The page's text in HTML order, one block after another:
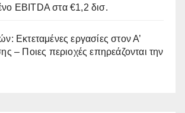
EBITDA στα €1,2 δισ.
Εκτεταμένες εργασίες στον Α’
– Ποιες περιοχές επηρεάζονται την